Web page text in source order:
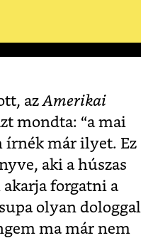
az Amerikai
mondta: “a mai
írnék már ilyet. Ez
aki a húszas
akarja forgatni a
olyan dologgal
ma már nem